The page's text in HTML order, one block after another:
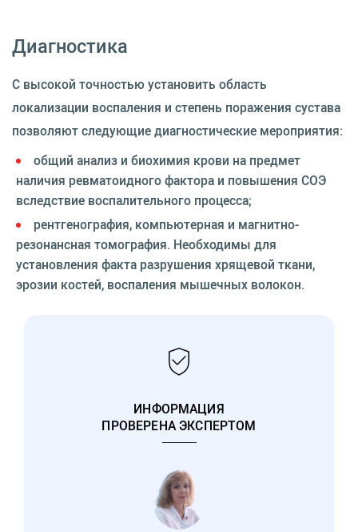
Диагностика
С высокой точностью установить область
локализации воспаления и степень поражения сустава
позволяют следующие диагностические мероприятия:
общий анализ и биохимия крови на предмет
наличия ревматоидного фактора и повышения СОЭ
вследствие воспалительного процесса;
рентгенография, компьютерная и магнитно-
резонансная томография. Необходимы для
установления факта разрушения хрящевой ткани,
эрозии костей, воспаления мышечных волокон.
ИНФОРМАЦИЯ
ПРОВЕРЕНА ЭКСПЕРТОМ